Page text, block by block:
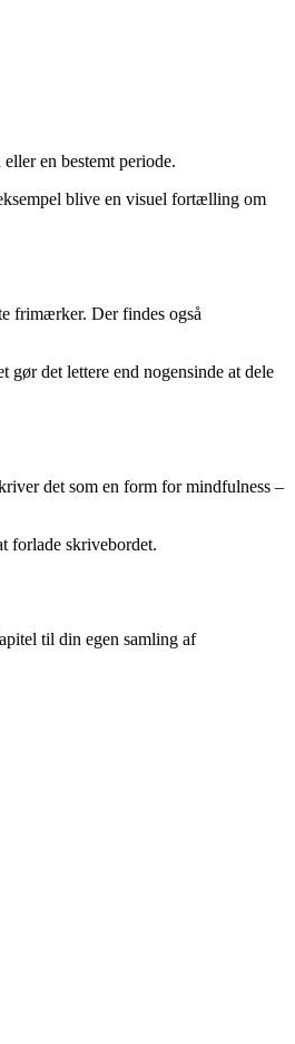
en bestemt periode.
blive en visuel fortælling om
frimærker. Der findes også
det lettere end nogensinde at dele
det som en form for mindfulness –
forlade skrivebordet.
til din egen samling af